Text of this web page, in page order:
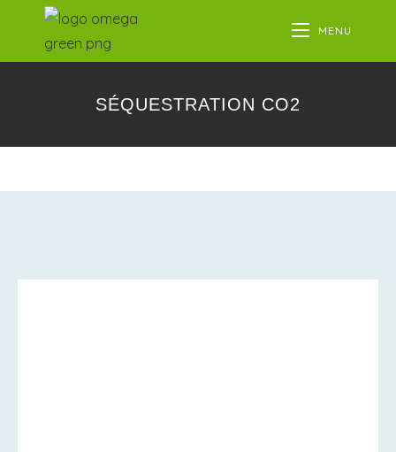
MENU
SÉQUESTRATION CO2